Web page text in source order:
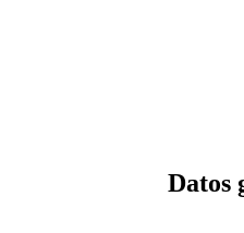
Datos